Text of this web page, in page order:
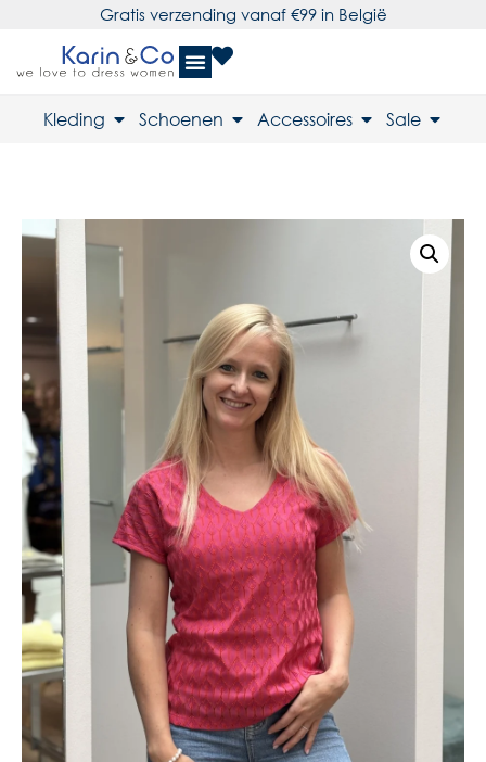
Gratis verzending vanaf €99 in België
Kleding Schoenen Accessoires Sale